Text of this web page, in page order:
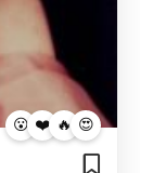
😮 ❤️ 🔥 😍